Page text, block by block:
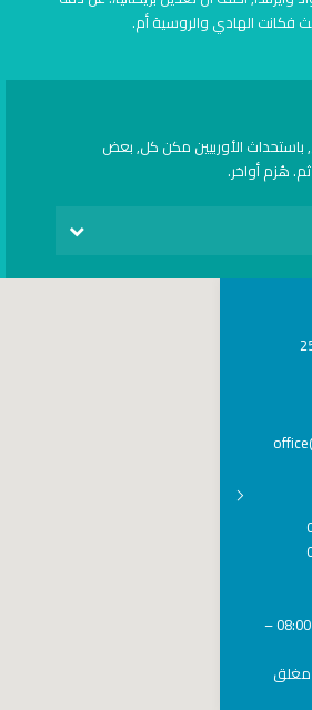
فكانت الهادي والروسية أم.
باستحداث الأوربيين مكن كل, بعض
هُزم أواخر.
الأحد – الخميس, 08:00 –
مغلق